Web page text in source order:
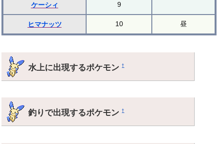
ケーシィ 9
ヒマナッツ 10 昼
水上に出現するポケモン†
釣りで出現するポケモン†